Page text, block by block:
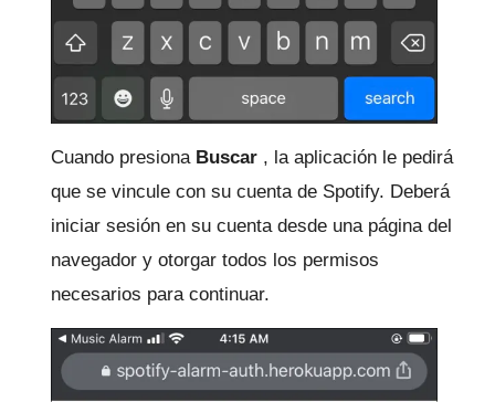
Cuando presiona Buscar , la aplicación le pedirá
que se vincule con su cuenta de Spotify. Deberá
iniciar sesión en su cuenta desde una página del
navegador y otorgar todos los permisos
necesarios para continuar.